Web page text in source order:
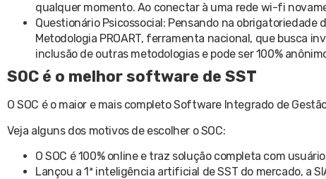
qualquer momento. Ao conectar à uma rede wi-fi
Questionário Psicossocial: Pensando na obrigatoriedade
Metodologia PROART, ferramenta nacional, que busca
inclusão de outras metodologias e pode ser 100%
SOC é o melhor software de SST
O SOC é o maior e mais completo Software Integrado de
Veja alguns dos motivos de escolher o SOC:
O SOC é 100% online e traz solução completa com
Lançou a 1ª inteligência artificial de SST do mercado, a